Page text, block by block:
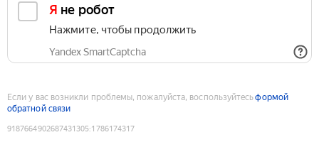
Я не робот
Нажмите, чтобы продолжить
Yandex SmartCaptcha
Если у вас возникли проблемы, пожалуйста, воспользуйтесьформой
обратной связи
9187664902687431305:1786174317